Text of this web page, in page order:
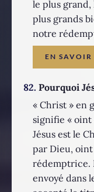
le plus grand,
plus grands
notre
EN SAVOIR
82. Pourquoi
« Christ » en
signifie « oint
Jésus est le
par Dieu, oint
rédemptrice.
envoyé dans